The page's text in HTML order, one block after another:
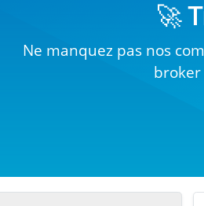
🚀
Ne manquez pas nos